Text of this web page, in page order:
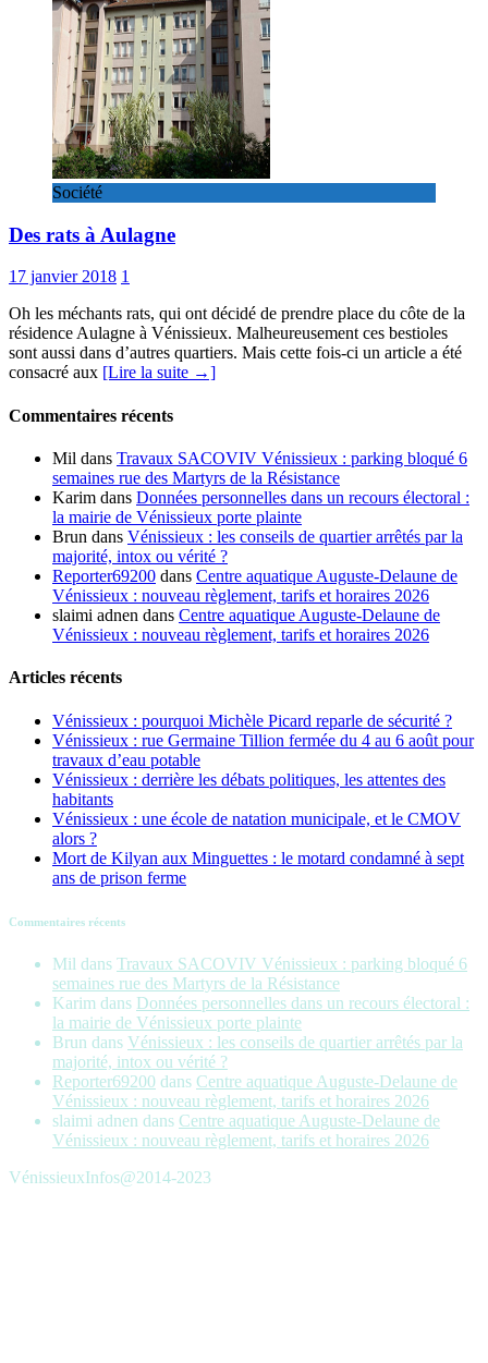
Société
Des rats à Aulagne
17 janvier 2018 1
Oh les méchants rats, qui ont décidé de prendre place du côte de la
résidence Aulagne à Vénissieux. Malheureusement ces bestioles
sont aussi dans d’autres quartiers. Mais cette fois-ci un article a été
consacré aux [Lire la suite →]
Commentaires récents
Mil dans Travaux SACOVIV Vénissieux : parking bloqué 6
semaines rue des Martyrs de la Résistance
Karim dans Données personnelles dans un recours électoral :
la mairie de Vénissieux porte plainte
Brun dans Vénissieux : les conseils de quartier arrêtés par la
majorité, intox ou vérité ?
Reporter69200 dans Centre aquatique Auguste-Delaune de
Vénissieux : nouveau règlement, tarifs et horaires 2026
slaimi adnen dans Centre aquatique Auguste-Delaune de
Vénissieux : nouveau règlement, tarifs et horaires 2026
Articles récents
Vénissieux : pourquoi Michèle Picard reparle de sécurité ?
Vénissieux : rue Germaine Tillion fermée du 4 au 6 août pour
travaux d’eau potable
Vénissieux : derrière les débats politiques, les attentes des
habitants
Vénissieux : une école de natation municipale, et le CMOV
alors ?
Mort de Kilyan aux Minguettes : le motard condamné à sept
ans de prison ferme
Commentaires récents
Mil dans Travaux SACOVIV Vénissieux : parking bloqué 6
semaines rue des Martyrs de la Résistance
Karim dans Données personnelles dans un recours électoral :
la mairie de Vénissieux porte plainte
Brun dans Vénissieux : les conseils de quartier arrêtés par la
majorité, intox ou vérité ?
Reporter69200 dans Centre aquatique Auguste-Delaune de
Vénissieux : nouveau règlement, tarifs et horaires 2026
slaimi adnen dans Centre aquatique Auguste-Delaune de
Vénissieux : nouveau règlement, tarifs et horaires 2026
VénissieuxInfos@2014-2023